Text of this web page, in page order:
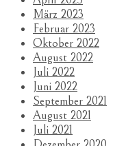
März 2023
Februar 2023
Oktober 2022
August 2022
Juli 2022
Juni 2022
September 2021
August 2021
Juli 2021